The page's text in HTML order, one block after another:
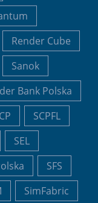
Render Cube
Sanok
Bank Polska
SCPFL
SEL
SFS
SimFabric